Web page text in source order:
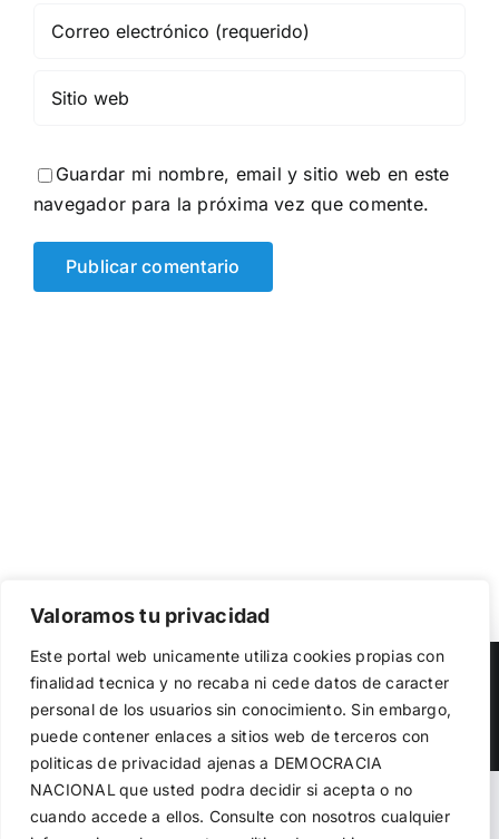
Valoramos tu privacidad
Este portal web unicamente utiliza cookies propias con
finalidad tecnica y no recaba ni cede datos de caracter
personal de los usuarios sin conocimiento. Sin embargo,
puede contener enlaces a sitios web de terceros con
politicas de privacidad ajenas a DEMOCRACIA
NACIONAL que usted podra decidir si acepta o no
cuando accede a ellos. Consulte con nosotros cualquier
Guardar mi nombre, email y sitio web en este
navegador para la próxima vez que comente.
Copyright 2023 | Democracia Nacional | All Rights Reserved
Facebook
TwitterInstagram
Warning: Undefined variable $visibility_homepage in
el funcionamiento de la web, medir su uso y mejorar
nuestros servicios. Puede aceptar todas las cookies,
rechazar las no necesarias o configurar sus preferencias.
Política de cookies
Aceptar todo